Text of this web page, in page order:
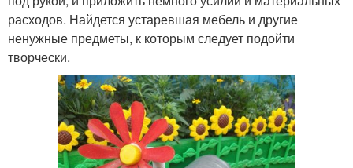
расходов. Найдется устаревшая мебель и другие
ненужные предметы, к которым следует подойти
творчески.